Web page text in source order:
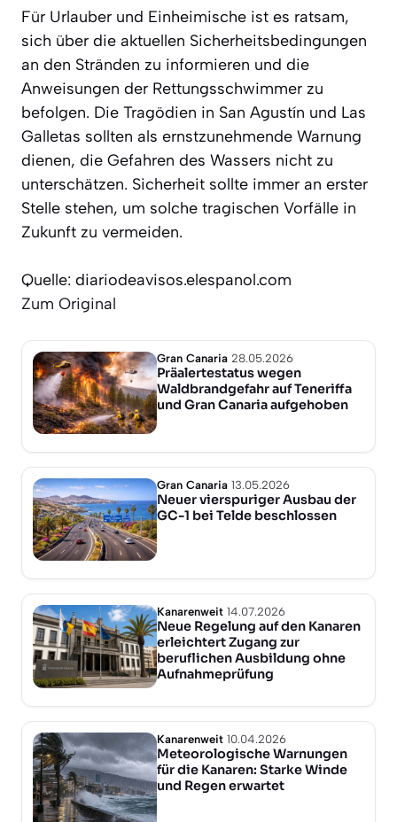
Für Urlauber und Einheimische ist es ratsam,
sich über die aktuellen Sicherheitsbedingungen
an den Stränden zu informieren und die
Anweisungen der Rettungsschwimmer zu
befolgen. Die Tragödien in San Agustín und Las
Galletas sollten als ernstzunehmende Warnung
dienen, die Gefahren des Wassers nicht zu
unterschätzen. Sicherheit sollte immer an erster
Stelle stehen, um solche tragischen Vorfälle in
Zukunft zu vermeiden.
Quelle: diariodeavisos.elespanol.com
Zum Original
Gran Canaria 28.05.2026
Präalertestatus wegen
Waldbrandgefahr auf Teneriffa
und Gran Canaria aufgehoben
Gran Canaria 13.05.2026
Neuer vierspuriger Ausbau der
GC-1 bei Telde beschlossen
Kanarenweit 14.07.2026
Neue Regelung auf den Kanaren
erleichtert Zugang zur
beruflichen Ausbildung ohne
Aufnahmeprüfung
Kanarenweit 10.04.2026
Meteorologische Warnungen
für die Kanaren: Starke Winde
und Regen erwartet